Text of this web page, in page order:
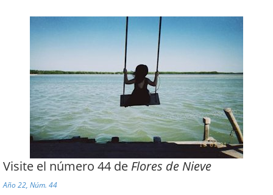
Visite el número 44 de Flores de Nieve
Año 22, Núm. 44